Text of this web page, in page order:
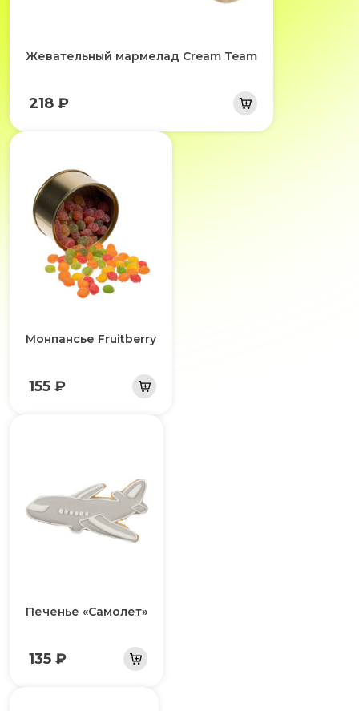
Жевательный мармелад Cream Team
218 ₽
Монпансье Fruitberry
155 ₽
Печенье «Самолет»
135 ₽